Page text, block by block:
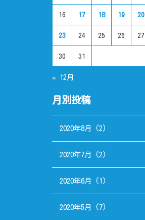
16 17 18 19 20
23 24 25 26 27
30 31
« 12月
月別投稿
2020年8月 (2)
2020年7月 (2)
2020年6月 (1)
2020年5月 (7)